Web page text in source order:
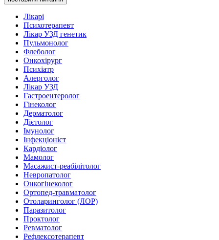
Лікарі
Психотерапевт
Лікар УЗД генетик
Пульмонолог
Флеболог
Онкохірург
Психіатр
Алерголог
Лікар УЗД
Гастроентеролог
Гінеколог
Дерматолог
Дієтолог
Імунолог
Інфекціоніст
Кардіолог
Мамолог
Масажист-реабілітолог
Невропатолог
Онкогінеколог
Ортопед-травматолог
Отоларинголог (ЛОР)
Паразитолог
Проктолог
Ревматолог
Рефлексотерапевт